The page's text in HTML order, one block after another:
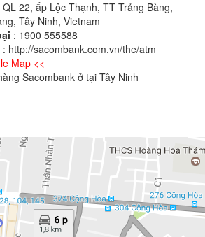
QL 22, ấp Lộc Thạnh, TT Trảng Bàng,
Tây Ninh, Vietnam
: 1900 555588
: http://sacombank.com.vn/the/atm
Map <<
Sacombank ở tại Tây Ninh